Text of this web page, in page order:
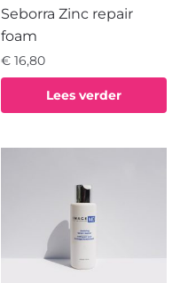
Seborra Zinc repair
foam
€ 16,80
Lees verder